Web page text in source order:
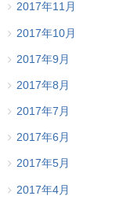
2017年11月
2017年10月
2017年9月
2017年8月
2017年7月
2017年6月
2017年5月
2017年4月